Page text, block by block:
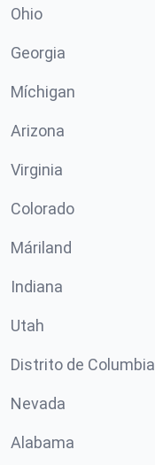
Ohio
Georgia
Míchigan
Arizona
Virginia
Colorado
Máriland
Indiana
Utah
Distrito de Columbia
Nevada
Alabama